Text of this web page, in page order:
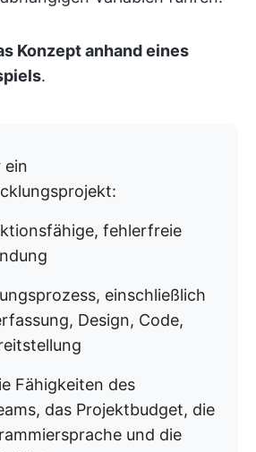
Konzept anhand eines
.
ein
fehlerfreie
einschließlich
Design, Code,
Fähigkeiten des
das Projektbudget, die
und die